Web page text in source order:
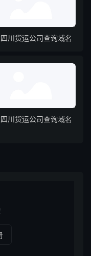
川货运公司查询域名
川货运公司查询域名